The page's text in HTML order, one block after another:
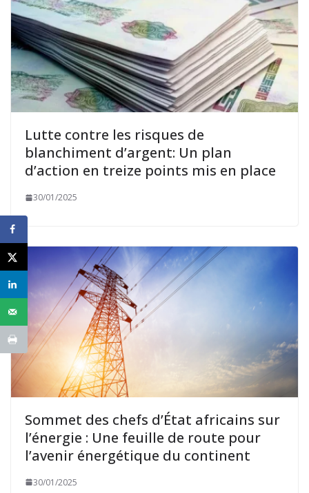
Lutte contre les risques de
blanchiment d’argent: Un plan
d’action en treize points mis en place
30/01/2025
Sommet des chefs d’État africains sur
l’énergie : Une feuille de route pour
l’avenir énergétique du continent
30/01/2025